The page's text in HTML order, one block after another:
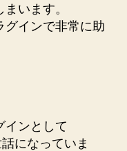
います。
グインで非常に助
インとして
になっていま